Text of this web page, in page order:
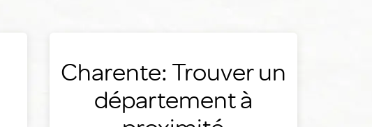
Charente: Trouver un
département à